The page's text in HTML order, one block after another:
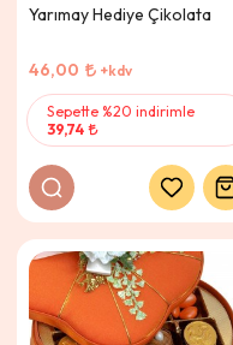
Yarımay Hediye Çikolata
46,00 +kdv
Sepette %20 indirimle
39,74